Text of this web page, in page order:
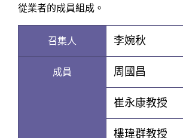
從業者的成員組成。
召集人 李婉秋
成員 周國昌
崔永康教授
樓瑋群教授